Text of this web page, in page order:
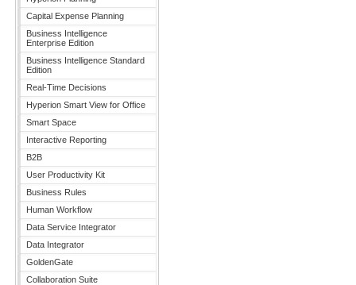
Capital Expense Planning
Business Intelligence
Enterprise Edition
Business Intelligence Standard
Edition
Real-Time Decisions
Hyperion Smart View for Office
Smart Space
Interactive Reporting
B2B
User Productivity Kit
Business Rules
Human Workflow
Data Service Integrator
Data Integrator
GoldenGate
Collaboration Suite